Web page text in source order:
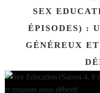
SEX
ÉPISODES) :
GÉNÉREUX